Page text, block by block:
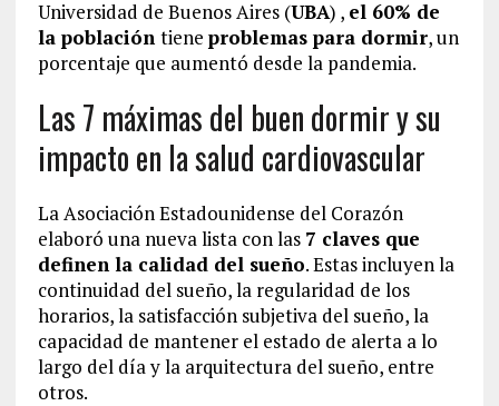
Universidad de Buenos Aires (UBA) , el 60% de
la población tiene problemas para dormir, un
porcentaje que aumentó desde la pandemia.
Las 7 máximas del buen dormir y su
impacto en la salud cardiovascular
La Asociación Estadounidense del Corazón
elaboró una nueva lista con las 7 claves que
definen la calidad del sueño. Estas incluyen la
continuidad del sueño, la regularidad de los
horarios, la satisfacción subjetiva del sueño, la
capacidad de mantener el estado de alerta a lo
largo del día y la arquitectura del sueño, entre
otros.